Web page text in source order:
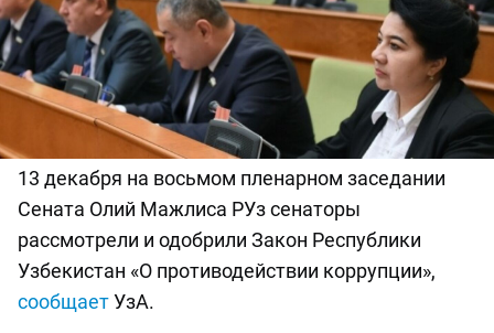
13 декабря на восьмом пленарном заседании
Сената Олий Мажлиса РУз сенаторы
рассмотрели и одобрили Закон Республики
Узбекистан «О противодействии коррупции»,
сообщаетУзА.